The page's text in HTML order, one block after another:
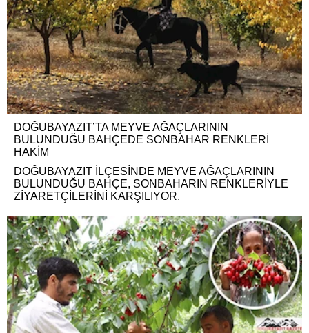
DOĞUBAYAZIT’TA MEYVE AĞAÇLARININ
BULUNDUĞU BAHÇEDE SONBAHAR RENKLERİ
HAKİM
DOĞUBAYAZIT İLÇESİNDE MEYVE AĞAÇLARININ
BULUNDUĞU BAHÇE, SONBAHARIN RENKLERİYLE
ZİYARETÇİLERİNİ KARŞILIYOR.